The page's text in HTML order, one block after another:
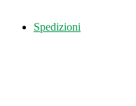
Spedizioni